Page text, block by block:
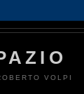
VOLPI